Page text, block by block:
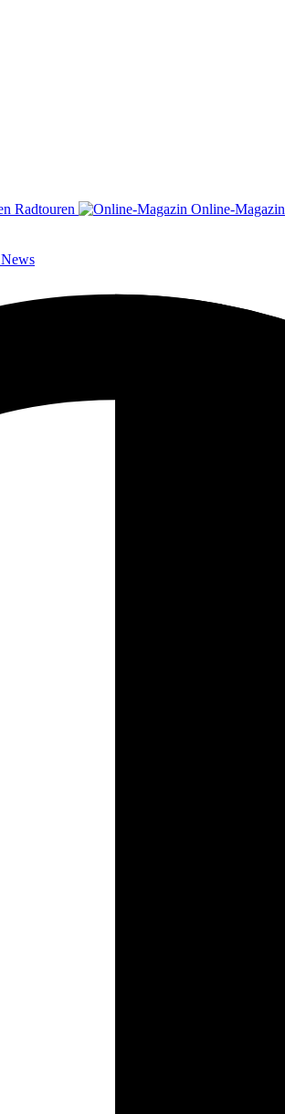
Radtouren Online-Magazin
News